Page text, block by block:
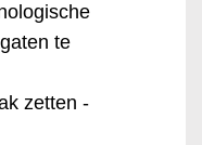
te
zetten -